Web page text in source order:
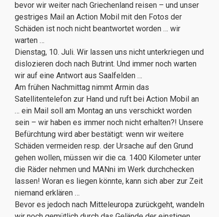
bevor wir weiter nach Griechenland reisen – und unser
gestriges Mail an Action Mobil mit den Fotos der
Schäden ist noch nicht beantwortet worden … wir
warten …
Dienstag, 10. Juli. Wir lassen uns nicht unterkriegen und
dislozieren doch nach Butrint. Und immer noch warten
wir auf eine Antwort aus Saalfelden …
Am frühen Nachmittag nimmt Armin das
Satellitentelefon zur Hand und ruft bei Action Mobil an
… ein Mail soll am Montag an uns verschickt worden
sein – wir haben es immer noch nicht erhalten?! Unsere
Befürchtung wird aber bestätigt: wenn wir weitere
Schäden vermeiden resp. der Ursache auf den Grund
gehen wollen, müssen wir die ca. 1400 Kilometer unter
die Räder nehmen und MANni im Werk durchchecken
lassen! Woran es liegen könnte, kann sich aber zur Zeit
niemand erklären …
Bevor es jedoch nach Mitteleuropa zurückgeht, wandeln